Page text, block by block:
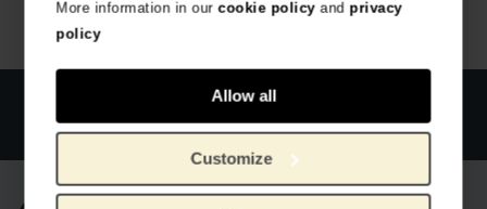
More information in ourcookie policyand privacy
policy
Allow all
Customize
Officiële webshop Van Gogh Museum
Wereldwijde verzending